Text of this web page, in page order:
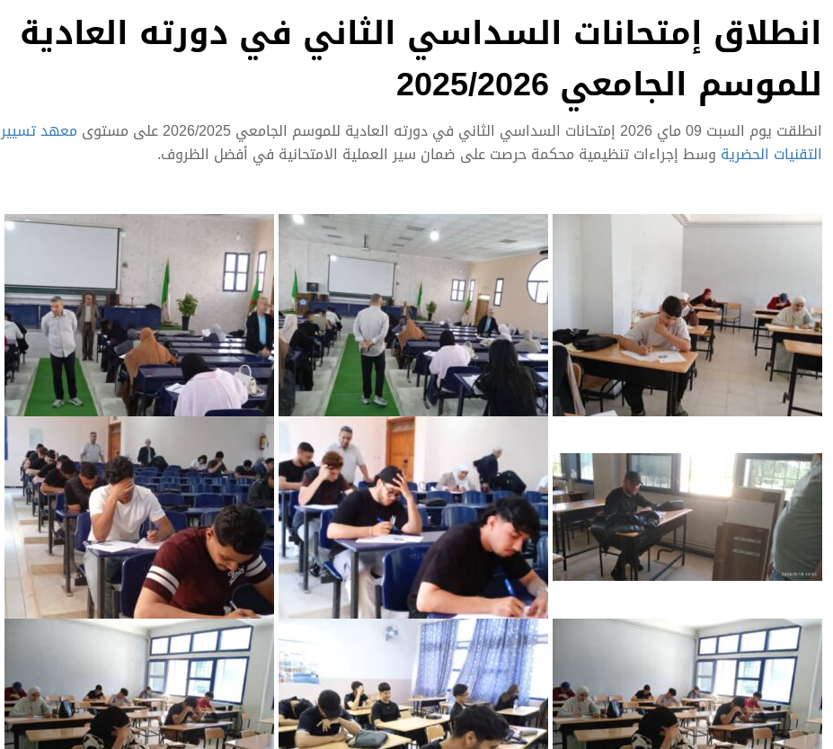
انطلاق إمتحانات السداسي الثاني في دورته العادية
للموسم الجامعي 2025/2026
انطلقت يوم السبت 09 ماي 2026 إمتحانات السداسي الثاني في دورته العادية للموسم الجامعي 2026/2025 على مستوى
معهد تسيير
التقنيات الحضرية وسط إجراءات تنظيمية محكمة حرصت على ضمان سير العملية الامتحانية في أفضل الظروف.